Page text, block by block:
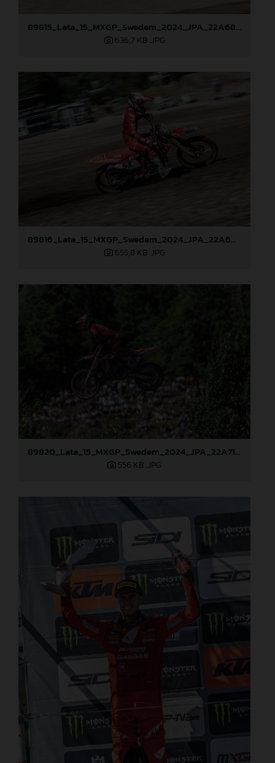
89815_Lata_15_MXGP_Swedem_2024_JPA_22A6861
636,7 KB .JPG
89816_Lata_15_MXGP_Swedem_2024_JPA_22A6911
655,8 KB .JPG
89820_Lata_15_MXGP_Swedem_2024_JPA_22A7150
556 KB .JPG